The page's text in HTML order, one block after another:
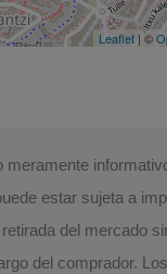
Leaflet| ©
estar sujeta a
del mercado
del comprador.